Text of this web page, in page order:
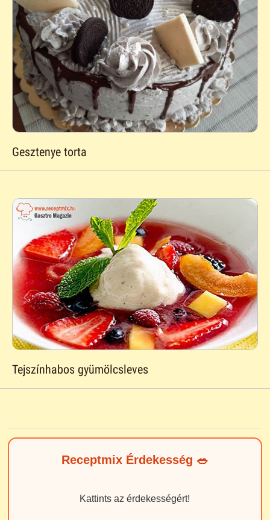
Gesztenye torta
Tejszínhabos gyümölcsleves
Receptmix Érdekesség 🥗
Kattints az érdekességért!